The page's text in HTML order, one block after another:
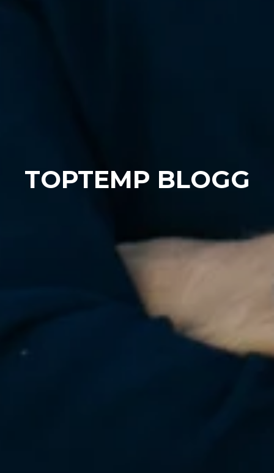
TOPTEMP BLOGG